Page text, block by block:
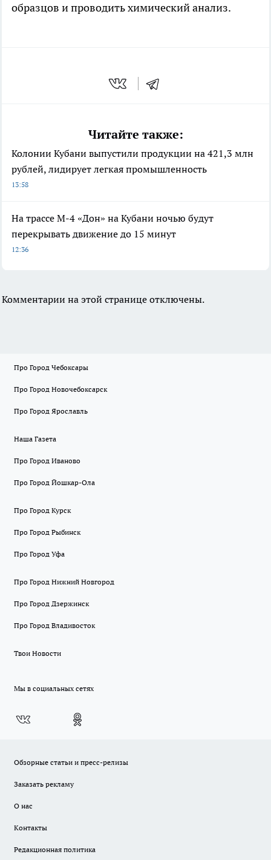
образцов и проводить химический анализ.
Читайте также:
Колонии Кубани выпустили продукции на 421,3 млн
рублей, лидирует легкая промышленность
13:58
На трассе М-4 «Дон» на Кубани ночью будут
перекрывать движение до 15 минут
12:36
Комментарии на этой странице отключены.
Про Город Чебоксары
Про Город Новочебоксарск
Про Город Ярославль
Наша Газета
Про Город Иваново
Про Город Йошкар-Ола
Про Город Курск
Про Город Рыбинск
Про Город Уфа
Про Город Нижний Новгород
Про Город Дзержинск
Про Город Владивосток
Твои Новости
Мы в социальных сетях
Обзорные статьи и пресс-релизы
Заказать рекламу
О нас
Контакты
Редакционная политика